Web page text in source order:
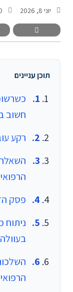
יוני 8, 2026
תוכן עניינים
חשוב
רקע
פסק
ניתוח
בעוולה